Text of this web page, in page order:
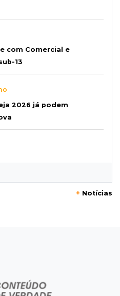
com Comercial e
13
2026 já podem
antes de jogo que
Atlético-MG e segue
+ Notícias